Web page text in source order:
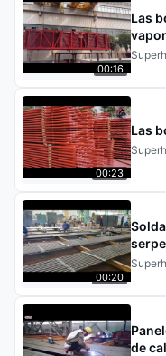
de calor de alto
calderas de
el ensamblaje y la
duraderos,
eficientes y
eficiencia térmica.
00:16
Las
vapor
00:23
Las
00:20
de